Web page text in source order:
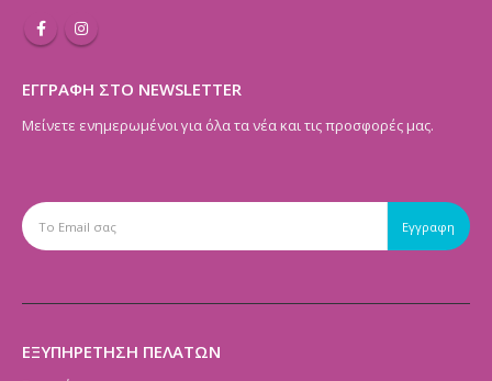
ΕΓΓΡΑΦΗ ΣΤΟ NEWSLETTER
Μείνετε ενημερωμένοι για όλα τα νέα και τις προσφορές μας.
ΕΞΥΠΗΡΕΤΗΣΗ ΠΕΛΑΤΩΝ